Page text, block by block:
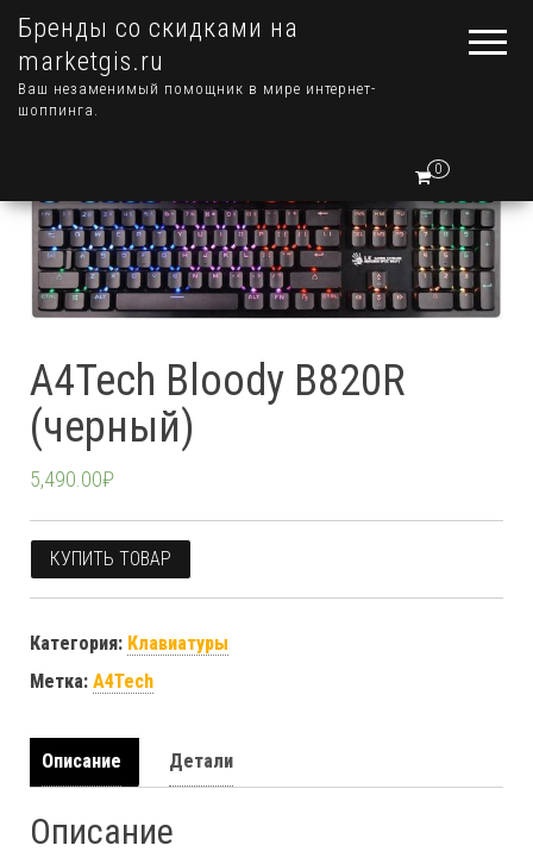
Бренды со скидками на
marketgis.ru
Ваш незаменимый помощник в мире интернет-
шоппинга.
0
A4Tech Bloody B820R
(черный)
5,490.00₽
КУПИТЬ ТОВАР
Категория: Клавиатуры
Метка: A4Tech
Описание Детали
Описание